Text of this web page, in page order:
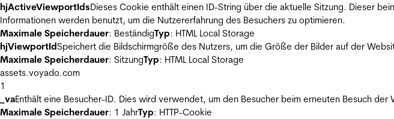
hjActiveViewportIdsDieses Cookie enthält einen ID-String über die aktuelle Sitzung. Dieser
Informationen werden benutzt, um die Nutzererfahrung des Besuchers zu optimieren.
Maximale Speicherdauer: BeständigTyp: HTML Local Storage
hjViewportIdSpeichert die Bildschirmgröße des Nutzers, um die Größe der Bilder auf der
Maximale Speicherdauer: SitzungTyp: HTML Local Storage
assets.voyado.com
1
_vaEnthält eine Besucher-ID. Dies wird verwendet, um den Besucher beim erneuten Besuch der
Maximale Speicherdauer: 1 JahrTyp: HTTP-Cookie